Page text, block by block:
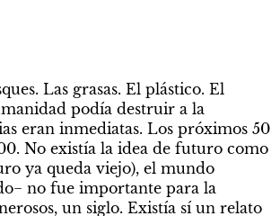
Las grasas. El plástico. El
podía destruir a la
eran inmediatas. Los próximos 50
No existía la idea de futuro como
ya queda viejo), el mundo
no fue importante para la
un siglo. Existía sí un relato